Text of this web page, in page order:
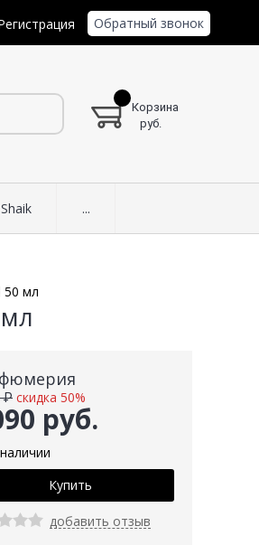
Обратный звонок
Корзина
руб.
...
50 мл
руб.
₽ скидка 50%
добавить отзыв